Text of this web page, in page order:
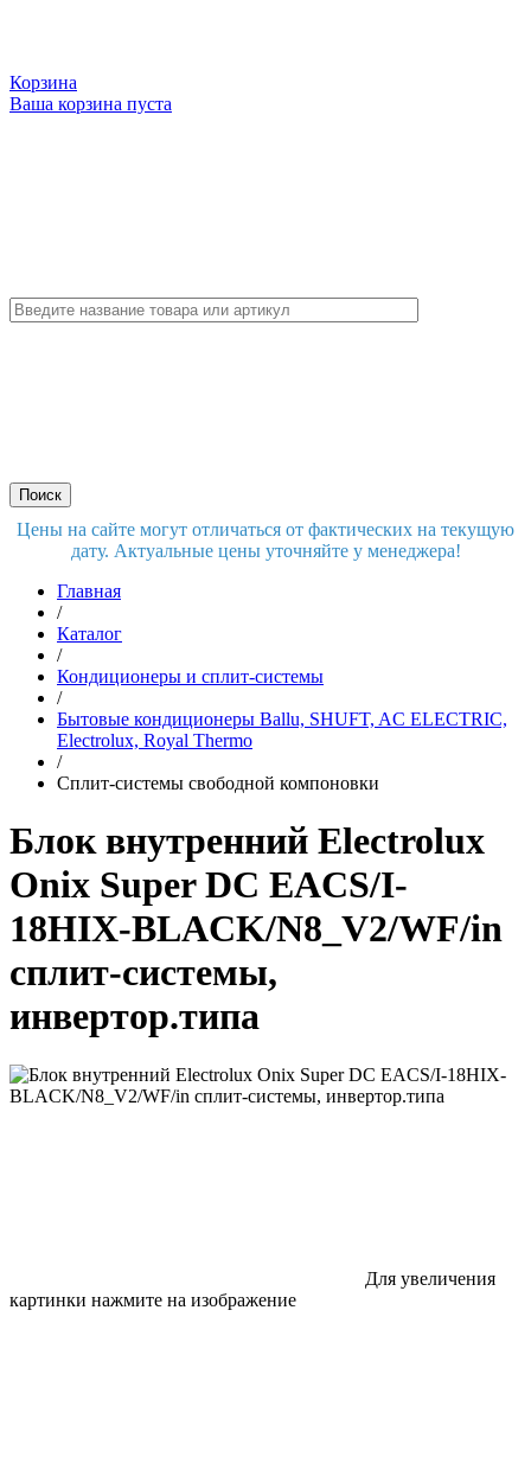
Корзина
Ваша корзина пуста
Цены на сайте могут отличаться от фактических на текущую
дату. Актуальные цены уточняйте у менеджера!
Главная
/
Каталог
/
Кондиционеры и сплит-системы
/
Бытовые кондиционеры Ballu, SHUFT, AC ELECTRIC,
Electrolux, Royal Thermo
/
Сплит-системы свободной компоновки
Блок внутренний Electrolux
Onix Super DC EACS/I-
18HIX-BLACK/N8_V2/WF/in
сплит-системы,
инвертор.типа
Для увеличения
картинки нажмите на изображение